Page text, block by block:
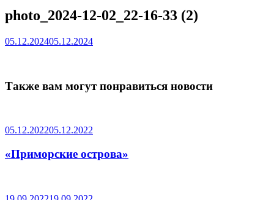
photo_2024-12-02_22-16-33 (2)
05.12.202405.12.2024
Также вам могут понравиться новости
05.12.202205.12.2022
«Приморские острова»